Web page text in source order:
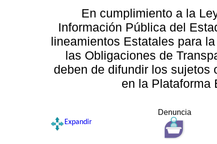
En cumplimiento a la
Información Pública del
lineamientos Estatales para
las Obligaciones de
deben de difundir los sujetos
en la Plataforma
Denuncia
Expandir